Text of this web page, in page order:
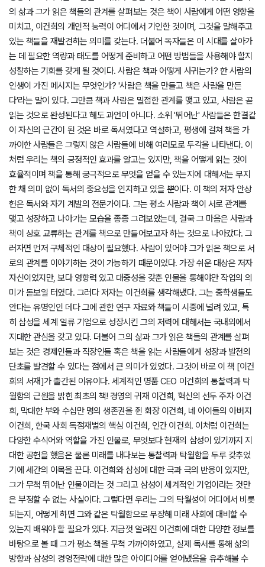
의 삶과 그가 읽은 책들의 관계를 살펴보는 것은 책이 사람에게 어떤 영향을
미치고, 이건희의 개인적 능력이 어디에서 기인한 것이며, 그것을 말해주고
있는 책들을 재발견하는 의미를 갖는다. 더불어 독자들은 이 시대를 살아가
는 데 필요한 역량과 태도를 어떻게 준비하고 어떤 방법들을 사용해야 할지
성찰하는 기회를 갖게 될 것이다. 사람은 책과 어떻게 사귀는가? 한 사람의
인생이 가진 메시지는 무엇인가? '사람은 책을 만들고 책은 사람을 만든
다'라는 말이 있다. 그만큼 책과 사람은 밀접한 관계를 맺고 있고, 사람은 곧
읽는 것으로 완성된다고 해도 과언이 아니다. 소위 '뛰어난' 사람들은 한결같
이 자신의 근간이 된 것은 바로 독서였다고 역설하고, 평생에 걸쳐 책을 가
까이한 사람들은 그렇지 않은 사람들에 비해 여러모로 두각을 나타낸다. 이
처럼 우리는 책의 긍정적인 효과를 알고는 있지만, 책을 어떻게 읽는 것이
효율적이며 책을 통해 궁극적으로 무엇을 얻을 수 있는지에 대해서는 무지
한 채 의미 없이 독서의 중요성을 인지하고 있을 뿐이다. 이 책의 저자 안상
헌은 독서와 자기 계발의 전문가이다. 그는 평소 사람과 책이 서로 관계를
맺고 성장하고 나아가는 모습을 종종 그려보았는데, 결국 그 마음은 사람과
책이 상호 교류하는 관계를 책으로 만들어보고자 하는 것으로 나아갔다. 그
러자면 먼저 구체적인 대상이 필요했다. 사람이 있어야 그가 읽은 책으로 서
로의 관계를 이야기하는 것이 가능하기 때문이었다. 가장 쉬운 대상은 저자
자신이었지만, 보다 영향력 있고 대중성을 갖춘 인물을 통해야만 작업의 의
미가 돋보일 터였다. 그러다 저자는 이건희를 생각해냈다. 그는 중학생들도
안다는 유명인인 데다 그에 관한 연구 자료와 책들이 시중에 널려 있고, 특
히 삼성을 세계 일류 기업으로 성장시킨 그의 저력에 대해서는 국내외에서
지대한 관심을 갖고 있다. 더불어 그의 삶과 그가 읽은 책들의 관계를 살펴
보는 것은 경제인들과 직장인들 혹은 책을 읽는 사람들에게 성장과 발전의
단초를 발견할 수 있다는 점에서 큰 의미가 있었다. 그것이 바로 이 책 [이건
희의 서재]가 출간된 이유이다. 세계적인 명품 CEO 이건희의 통찰력과 탁
월함의 근원을 밝힌 최초의 책! 경영의 귀재 이건희, 혁신의 선두 주자 이건
희, 막대한 부와 수십만 명의 생존권을 쥔 회장 이건희, 네 아이들의 아버지
이건희, 한국 사회 독점재벌의 핵심 이건희, 인간 이건희. 이처럼 이건희는
다양한 수식어와 역할을 가진 인물로, 무엇보다 현재의 삼성이 있기까지 지
대한 공헌을 했음은 물론 미래를 내다보는 통찰력과 탁월함을 두루 갖추었
기에 세간의 이목을 끈다. 이건희와 삼성에 대한 극과 극의 반응이 있지만,
그가 무척 뛰어난 인물이라는 것 그리고 삼성이 세계적인 기업이라는 것만
은 부정할 수 없는 사실이다. 그렇다면 우리는 그의 탁월성이 어디에서 비롯
되는지, 어떻게 하면 그와 같은 탁월함으로 무장해 미래 사회에 대비할 수
있는지 배워야 할 필요가 있다. 지금껏 알려진 이건희에 대한 다양한 정보를
바탕으로 볼 때 그가 평소 책을 무척 가까이하였고, 실제 독서를 통해 삶의
방향과 삼성의 경영전략에 대한 많은 아이디어를 얻어냈음을 유추해볼 수